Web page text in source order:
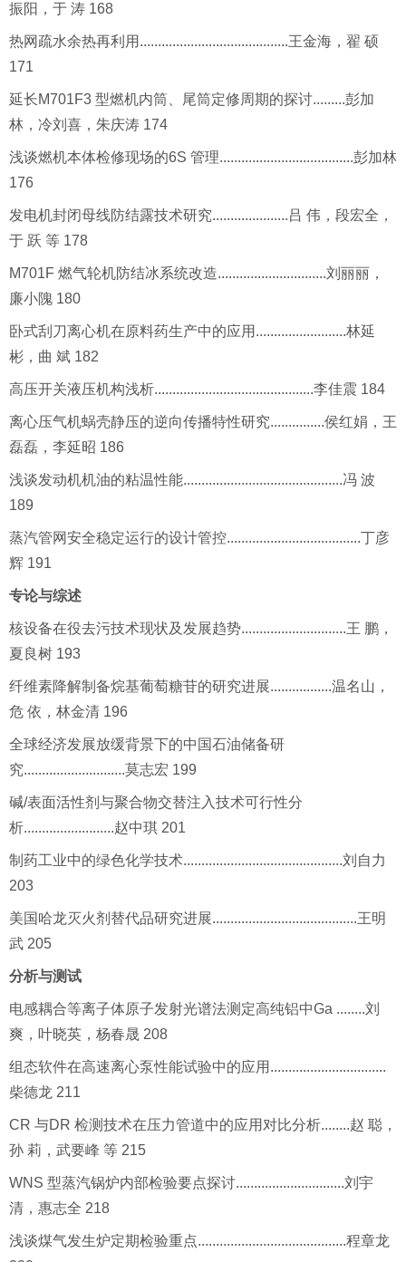
振阳，于 涛 168
热网疏水余热再利用.........................................王金海，翟 硕
171
延长M701F3 型燃机内筒、尾筒定修周期的探讨.........彭加
林，冷刘喜，朱庆涛 174
浅谈燃机本体检修现场的6S 管理.....................................彭加林
176
发电机封闭母线防结露技术研究.....................吕 伟，段宏全，
于 跃 等 178
M701F 燃气轮机防结冰系统改造..............................刘丽丽，
廉小隗 180
卧式刮刀离心机在原料药生产中的应用.........................林延
彬，曲 斌 182
高压开关液压机构浅析............................................李佳震 184
离心压气机蜗壳静压的逆向传播特性研究...............侯红娟，王
磊磊，李延昭 186
浅谈发动机机油的粘温性能............................................冯 波
189
蒸汽管网安全稳定运行的设计管控.....................................丁彦
辉 191
专论与综述
核设备在役去污技术现状及发展趋势.............................王 鹏，
夏良树 193
纤维素降解制备烷基葡萄糖苷的研究进展.................温名山，
危 依，林金清 196
全球经济发展放缓背景下的中国石油储备研
究............................莫志宏 199
碱/表面活性剂与聚合物交替注入技术可行性分
析.........................赵中琪 201
制药工业中的绿色化学技术............................................刘自力
203
美国哈龙灭火剂替代品研究进展........................................王明
武 205
分析与测试
电感耦合等离子体原子发射光谱法测定高纯铝中Ga ........刘
爽，叶晓英，杨春晟 208
组态软件在高速离心泵性能试验中的应用................................
柴德龙 211
CR 与DR 检测技术在压力管道中的应用对比分析........赵 聪，
孙 莉，武要峰 等 215
WNS 型蒸汽锅炉内部检验要点探讨..............................刘宇
清，惠志全 218
浅谈煤气发生炉定期检验重点.........................................程章龙